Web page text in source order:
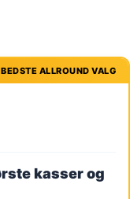
BEDSTE ALLROUND VALG
kasser og